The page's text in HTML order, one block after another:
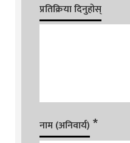
प्रतिक्रिया दिनुहोस्
नाम (अनिवार्य) *